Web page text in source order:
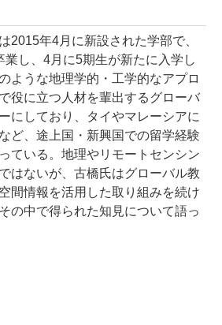
2015年4月に新設された学部で、
業し、4月に5期生が新たに入学し
ような地理学的・工学的なアプロ
役に立つ人材を輩出するグローバ
にしており、タイやマレーシアに
ど、途上国・新興国での留学経験
ている。地理やリモートセンシン
はないが、古橋氏はグローバル教
間情報を活用した取り組みを続け
の中で得られた知見について語っ